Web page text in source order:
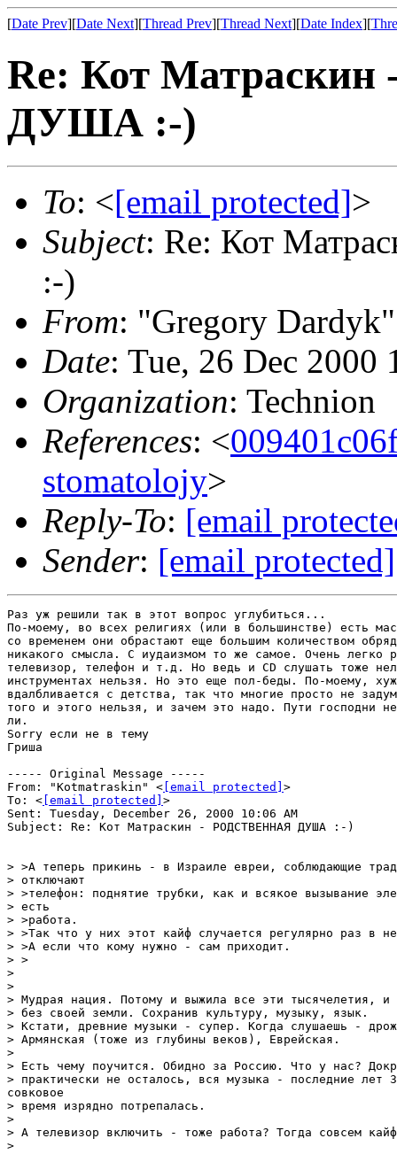
[Date Prev][Date Next][Thread Prev][Thread Next][Date Index][
Re: Кот
ДУША :-)
To: <[email protected]>
Subject: Re: Кот
:-)
From: "Gregory
Date: Tue, 26 Dec 2000
Organization: Technion
References: <
stomatolojy>
Reply-To: [email
Sender: [email protected]
Раз уж решили так в этот вопрос углубиться...
По-моему, во всех религиях (или в большинстве) есть
со временем они обрастают еще большим количеством
никакого смысла. С иудаизмом то же самое. Очень легко
телевизор, телефон и т.д. Но ведь и CD слушать тоже
инструментах нельзя. Но это еще пол-беды. По-моему,
вдалбливается с детства, так что многие просто не
того и этого нельзя, и зачем это надо. Пути господни
ли.
Sorry если не в тему
Гриша
----- Original Message -----
From: "Kotmatraskin" < [email protected] >
To: < [email protected] >
Sent: Tuesday, December 26, 2000 10:06 AM
Subject: Re: Кот Матраскин - РОДСТВЕННАЯ ДУША :-)
> >А теперь прикинь - в Израиле евреи, соблюдающие
> отключают
> >телефон: поднятие трубки, как и всякое вызывание
> есть
> >работа.
> >Так что у них этот кайф случается регулярно раз в
> >А если что кому нужно - сам приходит.
> >
>
>
> Мудрая нация. Потому и выжила все эти тысячелетия, и
> без своей земли. Сохранив культуру, музыку, язык.
> Кстати, древние музыки - супер. Когда слушаешь -
> Армянская (тоже из глубины веков), Еврейская.
>
> Есть чему поучится. Обидно за Россию. Что у нас?
> практически не осталось, вся музыка - последние
совковое
> время изрядно потрепалась.
>
> А телевизор включить - тоже работа? Тогда совсем
>